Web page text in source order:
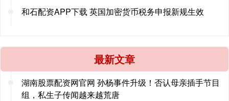
和石配资APP下载 英国加密货币税务申报新规生效
最新文章
湖南股票配资网官网 孙杨事件升级！否认母亲插手节目
组，私生子传闻越来越荒唐